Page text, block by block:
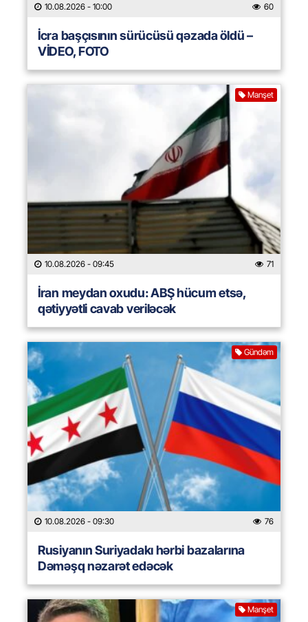
10.08.2026 - 10:00 60
İcra başçısının sürücüsü qəzada öldü –
VİDEO, FOTO
Manşet
10.08.2026 - 09:45 71
İran meydan oxudu: ABŞ hücum etsə,
qətiyyətli cavab veriləcək
Gündəm
10.08.2026 - 09:30 76
Rusiyanın Suriyadakı hərbi bazalarına
Dəməşq nəzarət edəcək
Manşet